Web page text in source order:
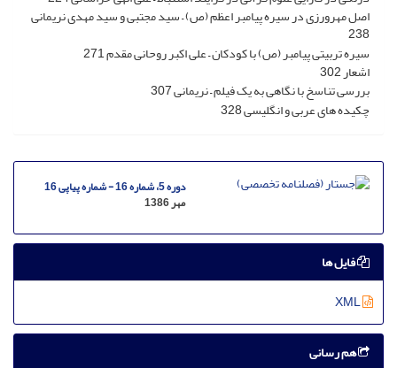
اصل مهرورزی در سیره پیامبر اعظم (ص) – سید مجتبی و سید مهدی نریمانی
238
سیره تربیتی پیامبر (ص) با کودکان – علی اکبر روحانی مقدم 271
اشعار 302
بررسی تناسخ با نگاهی به یک فیلم – نریمانی 307
چکیده های عربی و انگلیسی 328
دوره 5، شماره 16 - شماره پیاپی 16
مهر 1386
فایل ها
هم رسانی